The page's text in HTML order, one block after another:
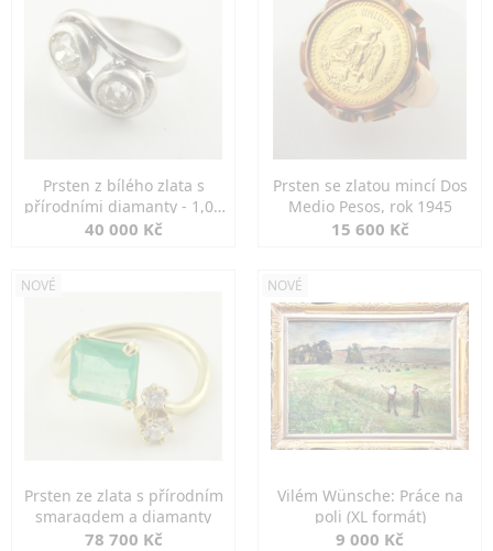
Prsten z bílého zlata s
přírodními diamanty - 1,00
ct
40 000 Kč
Prsten se zlatou mincí Dos
Medio Pesos, rok 1945
15 600 Kč
NOVÉ
Prsten ze zlata s přírodním
smaragdem a diamanty
78 700 Kč
NOVÉ
Vilém Wünsche: Práce na
poli (XL formát)
9 000 Kč